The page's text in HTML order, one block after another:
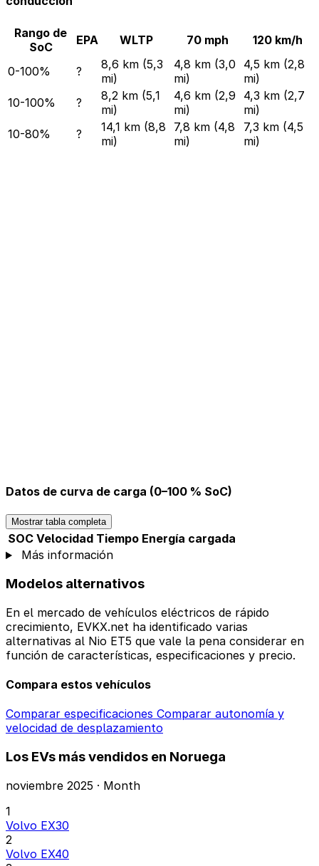
Rango de
SoC
EPA WLTP 70 mph 120 km/h
0-100% ?
8,6 km (5,3
mi)
4,8 km (3,0
mi)
4,5 km (2,8
mi)
10-100%
?
8,2 km (5,1
mi)
4,6 km (2,9
mi)
4,3 km (2,7
mi)
10-80%
?
14,1 km (8,8
mi)
7,8 km (4,8
mi)
7,3 km (4,5
mi)
Datos de curva de carga (0–100 % SoC)
Mostrar tabla completa
SOC Velocidad Tiempo Energía cargada
Más información
Modelos alternativos
En el mercado de vehículos eléctricos de rápido
crecimiento, EVKX.net ha identificado varias
alternativas al Nio ET5 que vale la pena considerar en
función de características, especificaciones y precio.
Compara estos vehículos
Comparar especificaciones Comparar autonomía y
velocidad de desplazamiento
Los EVs más vendidos en Noruega
noviembre 2025 · Month
1
Volvo EX30
2
Volvo EX40